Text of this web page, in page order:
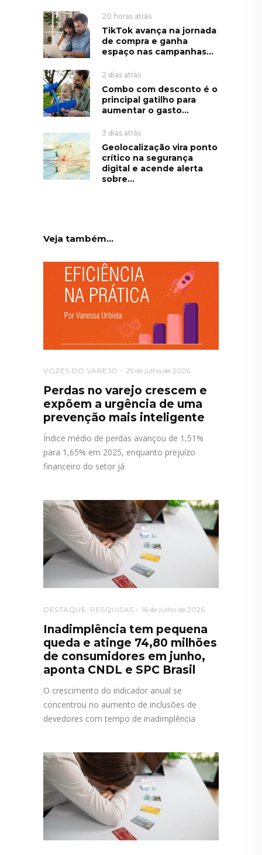
20 horas atrás
TikTok avança na jornada
de compra e ganha
espaço nas campanhas...
2 dias atrás
Combo com desconto é o
principal gatilho para
aumentar o gasto...
3 dias atrás
Geolocalização vira ponto
crítico na segurança
digital e acende alerta
sobre...
Veja também...
VOZES DO VAREJO 25 de julho de 2026
Perdas no varejo crescem e
expõem a urgência de uma
prevenção mais inteligente
Índice médio de perdas avançou de 1,51%
para 1,65% em 2025, enquanto prejuízo
financeiro do setor já
DESTAQUE PESQUISAS 16 de julho de 2026
Inadimplência tem pequena
queda e atinge 74,80 milhões
de consumidores em junho,
aponta CNDL e SPC Brasil
O crescimento do indicador anual se
concentrou no aumento de inclusões de
devedores com tempo de inadimplência